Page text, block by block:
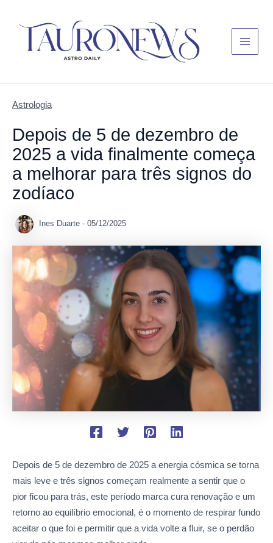
Menu
Astrologia
Depois de 5 de dezembro de
2025 a vida finalmente começa
a melhorar para três signos do
zodíaco
Ines Duarte - 05/12/2025
Depois de 5 de dezembro de 2025 a energia cósmica se torna
mais leve e três signos começam realmente a sentir que o
pior ficou para trás, este período marca cura renovação e um
retorno ao equilíbrio emocional, é o momento de respirar fundo
aceitar o que foi e permitir que a vida volte a fluir, se o perdão